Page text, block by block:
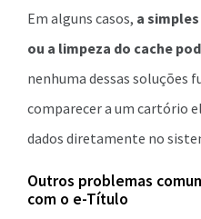
Em alguns casos, a
ou a limpeza do cache
nenhuma dessas soluções
comparecer a um cartório
dados diretamente no
Outros problemas
com o e-Título